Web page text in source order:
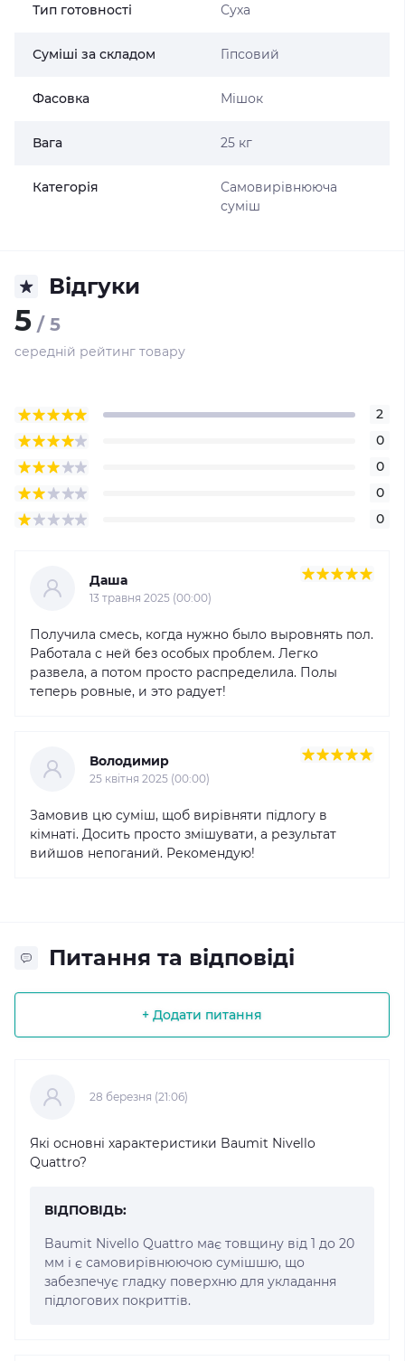
Тип готовності Суха
Суміші за складом Гіпсовий
Фасовка Мішок
Вага 25 кг
Категорія
Самовирівнююча
суміш
Відгуки
5 / 5
середній рейтинг товару
2
0
0
0
0
Даша
13 травня 2025 (00:00)
Получила смесь, когда нужно было выровнять пол.
Работала с ней без особых проблем. Легко
развела, а потом просто распределила. Полы
теперь ровные, и это радует!
Володимир
25 квітня 2025 (00:00)
Замовив цю суміш, щоб вирівняти підлогу в
кімнаті. Досить просто змішувати, а результат
вийшов непоганий. Рекомендую!
Питання та відповіді
+ Додати питання
28 березня (21:06)
Які основні характеристики Baumit Nivello
Quattro?
ВІДПОВІДЬ:
Baumit Nivello Quattro має товщину від 1 до 20
мм і є самовирівнюючою сумішшю, що
забезпечує гладку поверхню для укладання
підлогових покриттів.